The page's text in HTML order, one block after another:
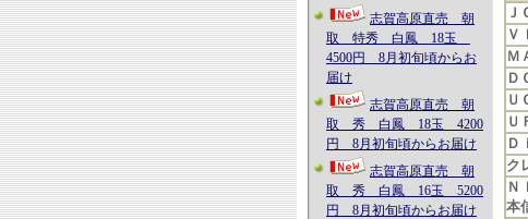
志賀高原直売 朝
取 特秀 白鳳 18玉
4500円 8月初旬頃からお
届け
志賀高原直売 朝
取 秀 白鳳 18玉 4200
円 8月初旬頃からお届け
志賀高原直売 朝
取 秀 白鳳 16玉 5200
円 8月初旬頃からお届け
Ｊ
Ｖ
Ｍ
Ｄ
Ｕ
Ｕ
Ｄ
ク
Ｎ
本